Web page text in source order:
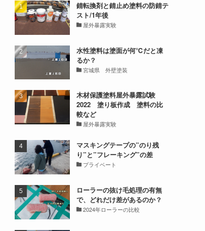
錆転換剤と錆止め塗料の防錆テ
スト/1年後
屋外暴露実験
水性塗料は塗面が何℃だと凍
るか？
宮城県 外壁塗装
木材保護塗料屋外暴露試験
2022 塗り板作成 塗料の比
較など
屋外暴露実験
マスキングテープの”のり残
り”と”フレーキング”の差
プライベート
ローラーの抜け毛処理の有無
で、どれだけ差があるのか？
2024年ローラーの比較